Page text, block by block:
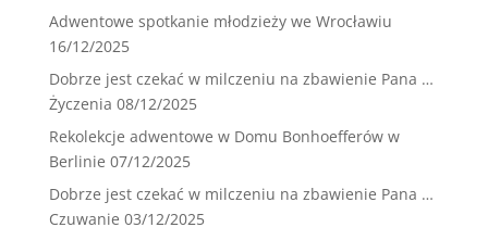
Adwentowe spotkanie młodzieży we Wrocławiu
16/12/2025
Dobrze jest czekać w milczeniu na zbawienie Pana …
Życzenia 08/12/2025
Rekolekcje adwentowe w Domu Bonhoefferów w
Berlinie 07/12/2025
Dobrze jest czekać w milczeniu na zbawienie Pana …
Czuwanie 03/12/2025